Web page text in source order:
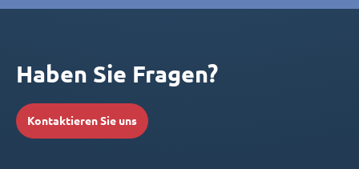
Haben Sie Fragen?
Kontaktieren Sie uns